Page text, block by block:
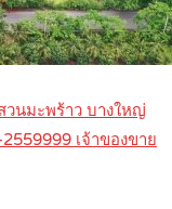
นมะพร้าว บางใหญ่
เจ้าของขาย